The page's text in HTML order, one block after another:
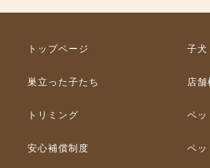
トップページ 子犬
巣立った子たち 店舗
トリミング ペッ
安心補償制度 ペッ